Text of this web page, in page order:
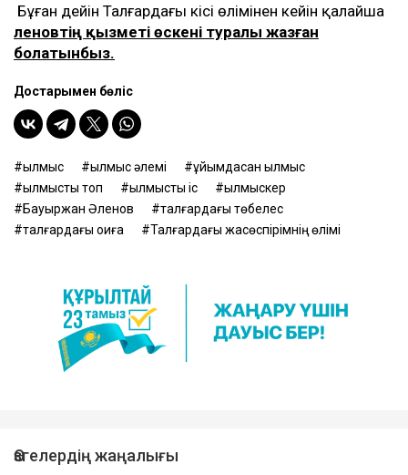
Бұған дейін Талғардағы кісі өлімінен кейін қалайша
Әленовтің қызметі өскені туралы жазған
болатынбыз.
Достарыңмен бөліс
қылмыс қылмыс әлемі
ұйымдасқан қылмыс
қылмыстық топ
қылмыстық іс
қылмыскер
Бауыржан Әленов
талғардағы төбелес
талғардағы оқиға
Талғардағы жасөспірімнің өлімі